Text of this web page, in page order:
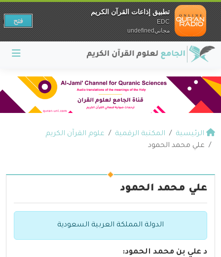
الرئيسية المكتبة الرقمية
علوم القرآن الكريم
علي محمد الحمود
علي محمد الحمود
الدولة المملكة العربية السعودية
د علي بن محمد الحمود:
تطبيق إذاعات القرآن الكريم
EDC
مجانيundefined
فتح